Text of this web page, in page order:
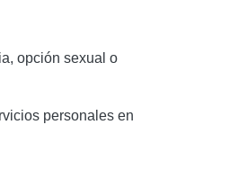
opción sexual o
personales en